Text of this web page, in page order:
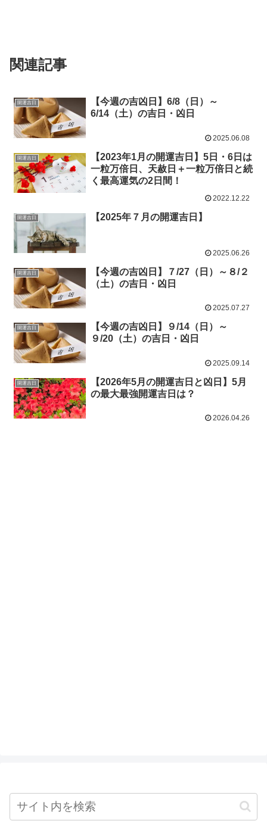
関連記事
開運吉日
【今週の吉凶日】6/8（日）～
6/14（土）の吉日・凶日
2025.06.08
開運吉日
【2023年1月の開運吉日】5日・6日は
一粒万倍日、天赦日＋一粒万倍日と続
く最高運気の2日間！
2022.12.22
開運吉日 【2025年７月の開運吉日】
2025.06.26
開運吉日
【今週の吉凶日】７/27（日）～８/２
（土）の吉日・凶日
2025.07.27
開運吉日
【今週の吉凶日】９/14（日）～
９/20（土）の吉日・凶日
2025.09.14
開運吉日
【2026年5月の開運吉日と凶日】5月
の最大最強開運吉日は？
2026.04.26